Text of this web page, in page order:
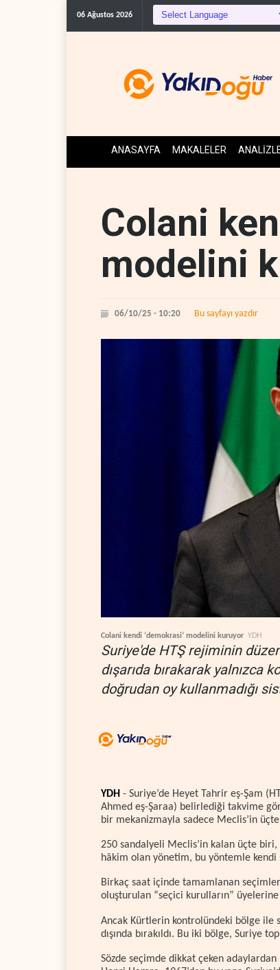
06 Ağustos 2026
ANASAYFA MAKALELER
Colani
modelini
06/10/25 - 10:20 Bu sayfayı yazdır
Colani kendi ‘demokrasi’ modelini kuruyor YDH
Suriye'de HTŞ rejiminin
dışarıda bırakarak yalnızca
doğrudan oy kullanmadığı
YDH - Suriye’de Heyet Tahrir eş-Şam
Ahmed eş-Şaraa) belirlediği takvime
bir mekanizmayla sadece Meclis’in
250 sandalyeli Meclis’in kalan üçte
hâkim olan yönetim, bu yöntemle kendi
Birkaç saat içinde tamamlanan
oluşturulan “seçici kurulların”
Ancak Kürtlerin kontrolündeki bölge ile
dışında bırakıldı. Bu iki bölge, Suriye
Sözde seçimde dikkat çeken adaylardan